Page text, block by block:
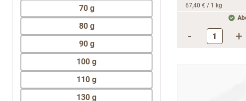
70 g
80 g
90 g
100 g
110 g
130 g
67,40 € / 1 kg
- +